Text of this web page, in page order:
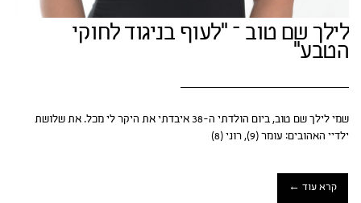
לילך שם טוב – "לעוף בניגוד לחוקי
הטבע"
שמי לילך שם טוב, ביום הולדתי ה-38 איבדתי את היקר לי מכל. את שלושת
ילדיי האהובים: עומר (9), רוני (8)
קרא עוד ←